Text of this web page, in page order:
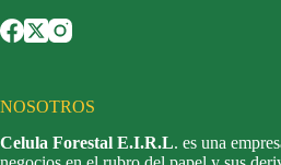
NOSOTROS
Celula Forestal E.I.R.L. es una